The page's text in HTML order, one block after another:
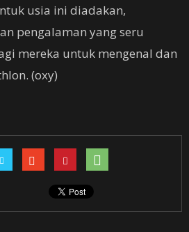
usia ini diadakan,
pengalaman yang seru
mereka untuk mengenal dan
(oxy)